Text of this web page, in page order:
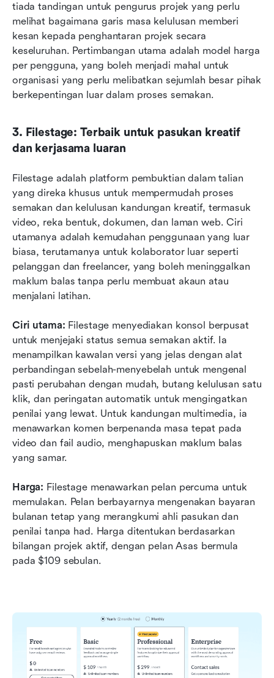
tiada tandingan untuk pengurus projek yang perlu
melihat bagaimana garis masa kelulusan memberi
kesan kepada penghantaran projek secara
keseluruhan. Pertimbangan utama adalah model harga
per pengguna, yang boleh menjadi mahal untuk
organisasi yang perlu melibatkan sejumlah besar pihak
berkepentingan luar dalam proses semakan.
3. Filestage: Terbaik untuk pasukan kreatif
dan kerjasama luaran
Filestage adalah platform pembuktian dalam talian
yang direka khusus untuk mempermudah proses
semakan dan kelulusan kandungan kreatif, termasuk
video, reka bentuk, dokumen, dan laman web. Ciri
utamanya adalah kemudahan penggunaan yang luar
biasa, terutamanya untuk kolaborator luar seperti
pelanggan dan freelancer, yang boleh meninggalkan
maklum balas tanpa perlu membuat akaun atau
menjalani latihan.
Ciri utama: Filestage menyediakan konsol berpusat
untuk menjejaki status semua semakan aktif. Ia
menampilkan kawalan versi yang jelas dengan alat
perbandingan sebelah-menyebelah untuk mengenal
pasti perubahan dengan mudah, butang kelulusan satu
klik, dan peringatan automatik untuk mengingatkan
penilai yang lewat. Untuk kandungan multimedia, ia
menawarkan komen berpenanda masa tepat pada
video dan fail audio, menghapuskan maklum balas
yang samar.
Harga: Filestage menawarkan pelan percuma untuk
memulakan. Pelan berbayarnya mengenakan bayaran
bulanan tetap yang merangkumi ahli pasukan dan
penilai tanpa had. Harga ditentukan berdasarkan
bilangan projek aktif, dengan pelan Asas bermula
pada $109 sebulan.